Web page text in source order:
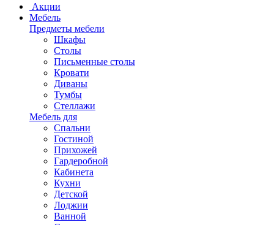
Акции
Мебель
Предметы мебели
Шкафы
Столы
Письменные столы
Кровати
Диваны
Тумбы
Стеллажи
Мебель для
Спальни
Гостиной
Прихожей
Гардеробной
Кабинета
Кухни
Детской
Лоджии
Ванной